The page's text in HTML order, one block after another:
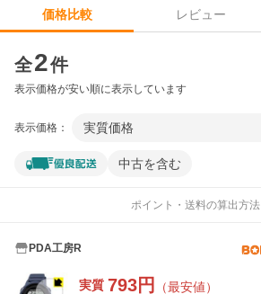
価格比較 レビュー
全2件
表示価格が安い順に表示しています
表示価格： 実質価格
中古を含む
ポイント・送料の算出方法
PDA工房R
実質 793円 （最安値）